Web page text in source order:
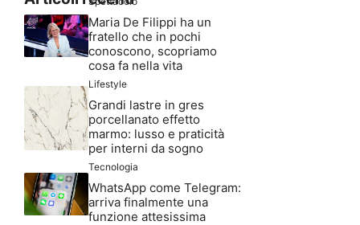
Maria De Filippi ha un
fratello che in pochi
conoscono, scopriamo
cosa fa nella vita
Lifestyle
Grandi lastre in gres
porcellanato effetto
marmo: lusso e praticità
per interni da sogno
Tecnologia
WhatsApp come Telegram:
arriva finalmente una
funzione attesissima